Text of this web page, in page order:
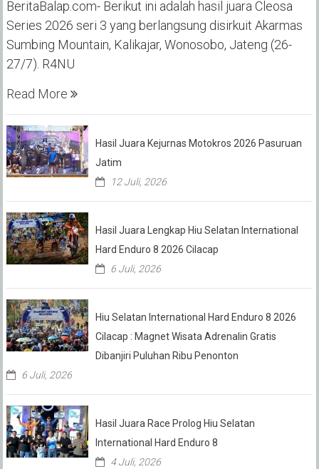
BeritaBalap.com- Berikut ini adalah hasil juara Cleosa
Series 2026 seri 3 yang berlangsung disirkuit Akarmas
Sumbing Mountain, Kalikajar, Wonosobo, Jateng (26-
27/7). R4NU
Read More
Hasil Juara Kejurnas Motokros 2026 Pasuruan
Jatim
12 Juli, 2026
Hasil Juara Lengkap Hiu Selatan International
Hard Enduro 8 2026 Cilacap
6 Juli, 2026
Hiu Selatan International Hard Enduro 8 2026
Cilacap : Magnet Wisata Adrenalin Gratis
Dibanjiri Puluhan Ribu Penonton
6 Juli, 2026
Hasil Juara Race Prolog Hiu Selatan
International Hard Enduro 8
4 Juli, 2026